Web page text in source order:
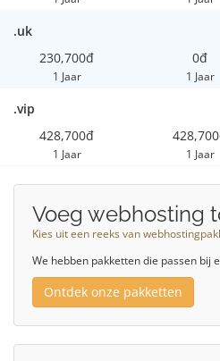
.uk
230,700đ
1 Jaar
0đ
1 Jaar
.vip
428,700đ
1 Jaar 1 Jaar
Voeg webhosting
Kies uit een reeks van
We hebben pakketten die passen bij
Ontdek onze pakketten